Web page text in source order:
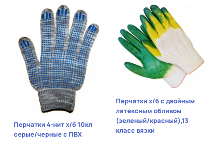
Перчатки 4-нит х/б 10кл
серые/черные с ПВХ
Перчатки х/б с двойным
латексным обливом
(зеленый/красный),13
класс вязки